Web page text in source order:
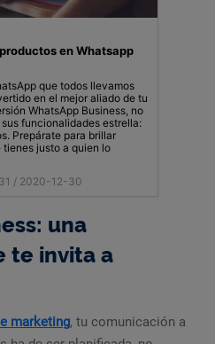
en Whatsapp
que todos llevamos
en el mejor aliado de tu
WhatsApp Business, no
funcionalidades estrella:
Prepárate para brillar
justo a quien lo
/ 2020-12-30
una
te invita a
marketing, tu comunicación a